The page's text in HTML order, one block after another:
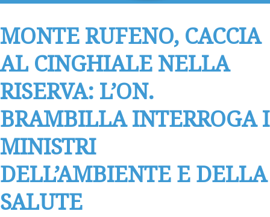
MONTE RUFENO, CACCIA
AL CINGHIALE NELLA
RISERVA: L’ON.
BRAMBILLA INTERROGA I
MINISTRI
DELL’AMBIENTE E DELLA
SALUTE